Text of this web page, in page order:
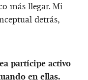
más llegar. Mi
detrás,
partícipe activo
en ellas.